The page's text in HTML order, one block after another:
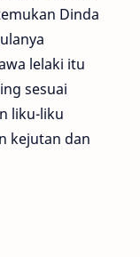
Dinda
lelaki itu
sesuai
liku-liku
kejutan dan